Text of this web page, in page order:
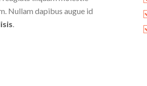
Nullam dapibus augue id